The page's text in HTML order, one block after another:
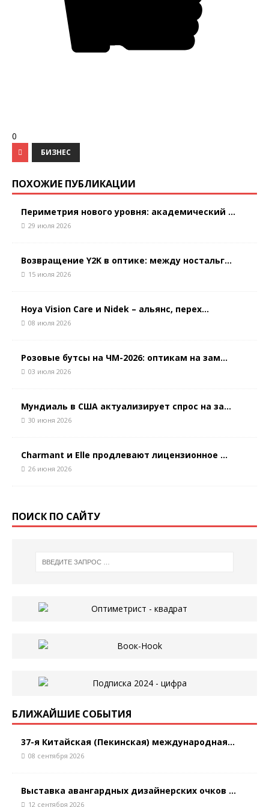
0
БИЗНЕС
ПОХОЖИЕ ПУБЛИКАЦИИ
Периметрия нового уровня: академический ...
29 июля 2026
Возвращение Y2K в оптике: между ностальг...
15 июля 2026
Hoya Vision Care и Nidek – альянс, перех...
08 июля 2026
Розовые бутсы на ЧМ-2026: оптикам на зам...
03 июля 2026
Мундиаль в США актуализирует спрос на за...
30 июня 2026
Charmant и Elle продлевают лицензионное ...
26 июня 2026
ПОИСК ПО САЙТУ
БЛИЖАЙШИЕ СОБЫТИЯ
37-я Китайская (Пекинская) международная...
08 сентября 2026
Выставка авангардных дизайнерских очков ...
12 сентября 2026